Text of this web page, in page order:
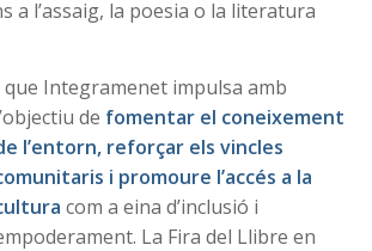
a l’assaig, la poesia o la literatura
que Integramenet impulsa amb
de fomentar el coneixement
l’entorn, reforçar els vincles
i promoure l’accés a la
com a eina d’inclusió i
La Fira del Llibre en